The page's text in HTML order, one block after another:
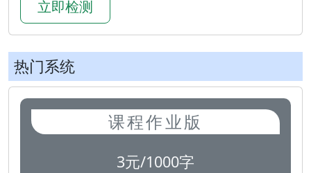
立即检测
热门系统
课程作业版
3元/1000字